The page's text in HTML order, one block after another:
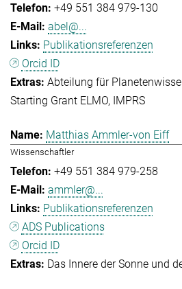
+49 551 384 979-130
abel@...
Publikationsreferenzen
Orcid ID
Abteilung für
Starting Grant ELMO
IMPRS
Matthias Ammler-von Eiff
Wissenschaftler
+49 551 384 979-258
ammler@...
Publikationsreferenzen
ADS Publications
Orcid ID
Das Innere der Sonne und